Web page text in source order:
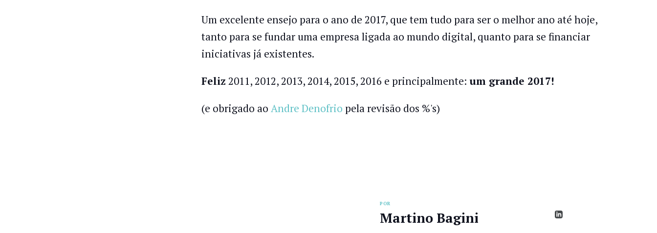
Um excelente ensejo para o ano de 2017, que tem tudo para ser o melhor ano até hoje,
tanto para se fundar uma empresa ligada ao mundo digital, quanto para se financiar
iniciativas já existentes.
Feliz 2011, 2012, 2013, 2014, 2015, 2016 e principalmente: um grande 2017!
(e obrigado ao Andre Denofrio pela revisão dos %'s)
POR
Martino Bagini